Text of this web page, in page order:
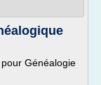
Généalogie